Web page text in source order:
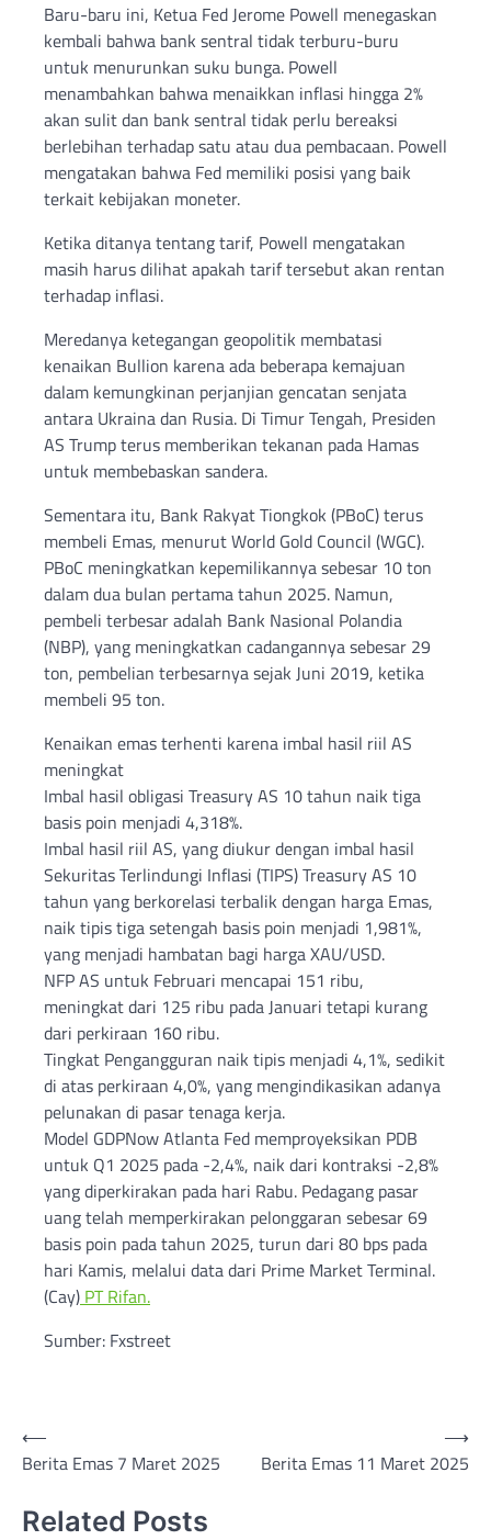
Baru-baru ini, Ketua Fed Jerome Powell menegaskan
kembali bahwa bank sentral tidak terburu-buru
untuk menurunkan suku bunga. Powell
menambahkan bahwa menaikkan inflasi hingga 2%
akan sulit dan bank sentral tidak perlu bereaksi
berlebihan terhadap satu atau dua pembacaan. Powell
mengatakan bahwa Fed memiliki posisi yang baik
terkait kebijakan moneter.
Ketika ditanya tentang tarif, Powell mengatakan
masih harus dilihat apakah tarif tersebut akan rentan
terhadap inflasi.
Meredanya ketegangan geopolitik membatasi
kenaikan Bullion karena ada beberapa kemajuan
dalam kemungkinan perjanjian gencatan senjata
antara Ukraina dan Rusia. Di Timur Tengah, Presiden
AS Trump terus memberikan tekanan pada Hamas
untuk membebaskan sandera.
Sementara itu, Bank Rakyat Tiongkok (PBoC) terus
membeli Emas, menurut World Gold Council (WGC).
PBoC meningkatkan kepemilikannya sebesar 10 ton
dalam dua bulan pertama tahun 2025. Namun,
pembeli terbesar adalah Bank Nasional Polandia
(NBP), yang meningkatkan cadangannya sebesar 29
ton, pembelian terbesarnya sejak Juni 2019, ketika
membeli 95 ton.
Kenaikan emas terhenti karena imbal hasil riil AS
meningkat
Imbal hasil obligasi Treasury AS 10 tahun naik tiga
basis poin menjadi 4,318%.
Imbal hasil riil AS, yang diukur dengan imbal hasil
Sekuritas Terlindungi Inflasi (TIPS) Treasury AS 10
tahun yang berkorelasi terbalik dengan harga Emas,
naik tipis tiga setengah basis poin menjadi 1,981%,
yang menjadi hambatan bagi harga XAU/USD.
NFP AS untuk Februari mencapai 151 ribu,
meningkat dari 125 ribu pada Januari tetapi kurang
dari perkiraan 160 ribu.
Tingkat Pengangguran naik tipis menjadi 4,1%, sedikit
di atas perkiraan 4,0%, yang mengindikasikan adanya
pelunakan di pasar tenaga kerja.
Model GDPNow Atlanta Fed memproyeksikan PDB
untuk Q1 2025 pada -2,4%, naik dari kontraksi -2,8%
yang diperkirakan pada hari Rabu. Pedagang pasar
uang telah memperkirakan pelonggaran sebesar 69
basis poin pada tahun 2025, turun dari 80 bps pada
hari Kamis, melalui data dari Prime Market Terminal.
(Cay) PT Rifan.
Sumber: Fxstreet
Post
navigation
⟵
Berita Emas 7 Maret 2025
Berita Emas 11 Maret 2025
⟶
Related Posts